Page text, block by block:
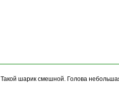
Такой шарик смешной. Голова